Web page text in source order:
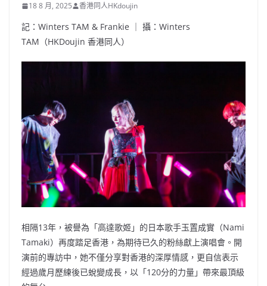
18 8 月, 2025 香港同人HKdoujin
記：Winters TAM & Frankie ｜ 攝：Winters
TAM（HKDoujin 香港同人）
相隔13年，被譽為「高達歌姬」的日本歌手玉置成實（Nami
Tamaki）再度踏足香港，為期待已久的粉絲獻上演唱會。開
演前的專訪中，她不僅分享對香港的深厚情感，更自信表示
經過歲月歷練後已蛻變成長，以「120分的力量」帶來最頂級